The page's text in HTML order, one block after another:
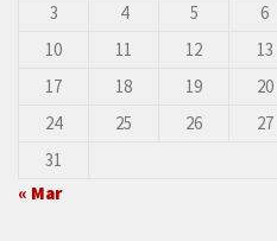
3
4 5 6
10
11 12 13
17
18 19 20
24
25 26 27
31
« Mar